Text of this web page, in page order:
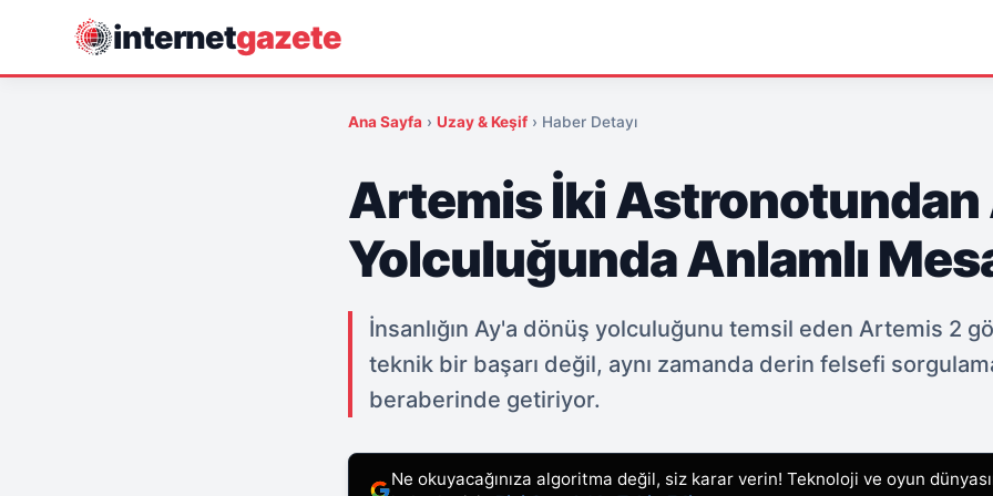
internetgazete
Ana Sayfa ›Uzay & Keşif › Haber Detayı
Artemis İki Astronotundan
Yolculuğunda Anlamlı
İnsanlığın Ay'a dönüş yolculuğunu temsil eden Artemis 2
teknik bir başarı değil, aynı zamanda derin felsefi
beraberinde getiriyor.
Ne okuyacağınıza algoritma değil, siz karar verin! Teknoloji ve oyun